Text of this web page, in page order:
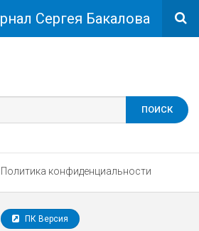
Сергея Бакалова
Политика конфиденциальности
ПК Версия